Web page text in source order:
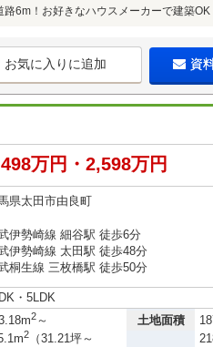
路6m！お好きなハウスメーカーで建築OK
お気に入りに追加 資
万円・2,598万円
県太田市由良町
伊勢崎線 細谷駅 徒歩6分
伊勢崎線 太田駅 徒歩48分
桐生線 三枚橋駅 徒歩50分
・5LDK
2～
2
（31.21坪～
土地面積